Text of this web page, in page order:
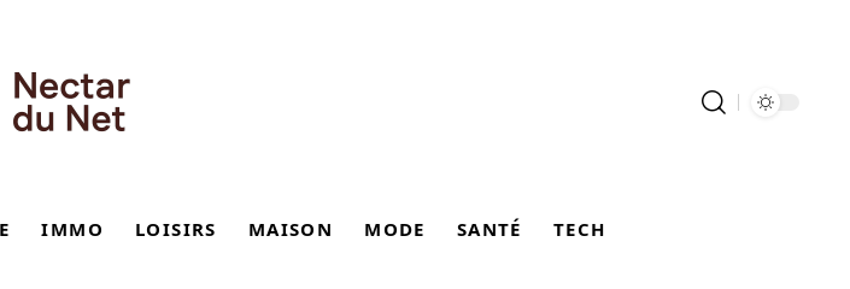
IMMO LOISIRS MAISON MODE SANTÉ TECH